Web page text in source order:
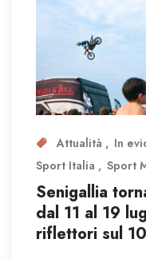
Attualità In
Sport Italia
Sport
Senigallia
dal 11 al 19
riflettori sul